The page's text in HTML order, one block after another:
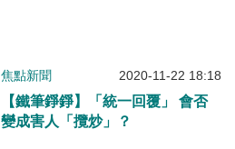
焦點新聞 2020-11-22 18:18
【鐵筆錚錚】「統一回覆」 會否
變成害人「攬炒」？